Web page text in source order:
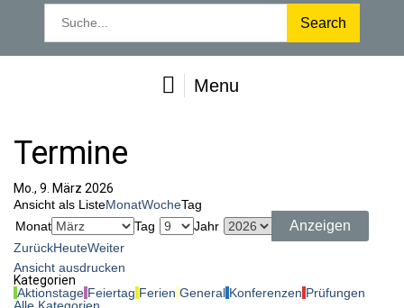
o
r
:
Menu
Termine
Mo., 9. März 2026
Ansicht als ListeMonatWocheTag
Monat
Tag
Jahr
ZurückHeuteWeiter
Ansicht ausdrucken
Kategorien
Aktionstage Feiertag Ferien General Konferenzen Prüfungen